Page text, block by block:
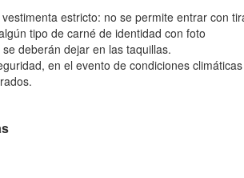
estricto: no se permite entrar con
tipo de carné de identidad con foto
deberán dejar en las taquillas.
en el evento de condiciones